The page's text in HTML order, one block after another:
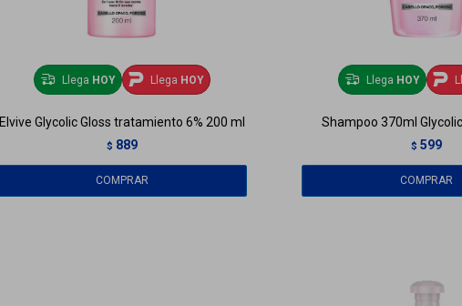
Llega HOY Llega HOY
Elvive Glycolic Gloss tratamiento 6% 200 ml
$ 889
Llega HOY
Shampoo 370ml
$ 599